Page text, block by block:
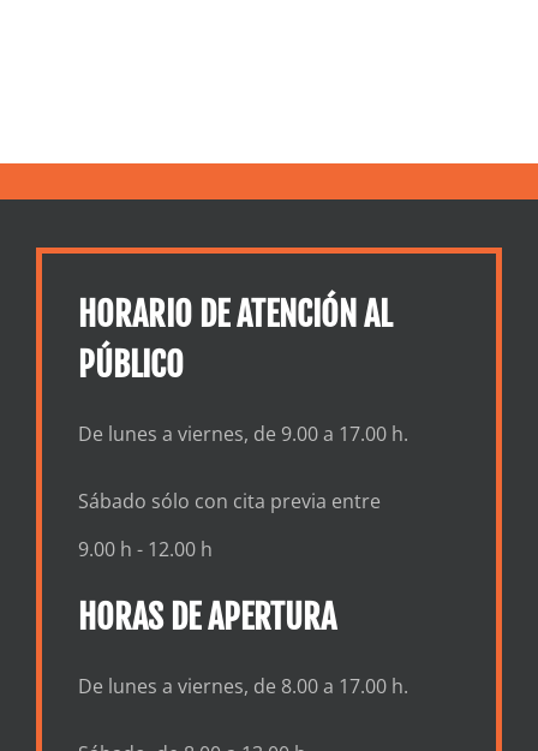
HORARIO DE ATENCIÓN AL
PÚBLICO
De lunes a viernes, de 9.00 a 17.00 h.
Sábado sólo con cita previa entre
9.00 h - 12.00 h
HORAS DE APERTURA
De lunes a viernes, de 8.00 a 17.00 h.